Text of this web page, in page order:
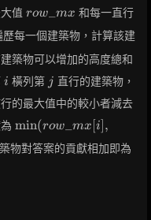
值 row\_mx
row_mx 和每一直行
歷每一個建築物，計算該建
築物可以增加的高度總和
i
i 橫列第 jj 直行的建築物，
的最大值中的較小者減去
\min(row\_mx[i],
col\_mx[j]) -
grid[i][j]
min(row mx [i],
物對答案的貢獻相加即為